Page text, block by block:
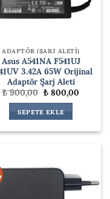
ADAPTÖR (ŞARJ ALETİ)
Asus A541NA F541UJ
3.42A 65W Orijinal
Adaptör Şarj Aleti
₺900,00Orijinal
fiyat:
₺ 900,00.
₺800,00Şuandaki
SEPETE EKLE